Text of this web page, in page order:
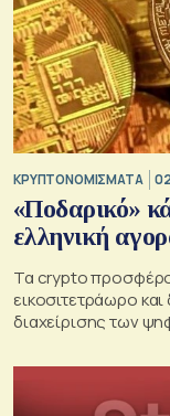
KΡΥΠΤΟΝΟΜΙΣΜΑΤΑ
«Ποδαρικό»
ελληνική
Τα crypto
εικοσιτετράωρο
διαχείρισης των